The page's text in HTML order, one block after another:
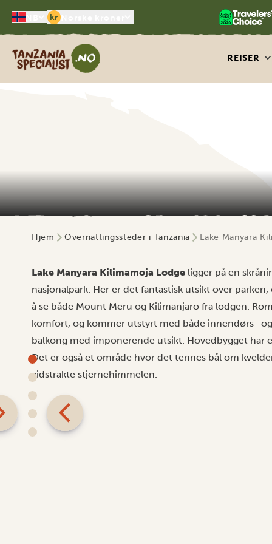
kr
Tanzania Specialist
REISER
Hjem Overnattingssteder i Tanzania Lake Manyara
Lake Manyara Kilimamoja Lodge ligger på en
nasjonalpark. Her er det fantastisk utsikt over
å se både Mount Meru og Kilimanjaro fra lodgen.
komfort, og kommer utstyrt med både innendørs-
balkong med imponerende utsikt. Hovedbygget har
Det er også et område hvor det tennes bål om
vidstrakte stjernehimmelen.